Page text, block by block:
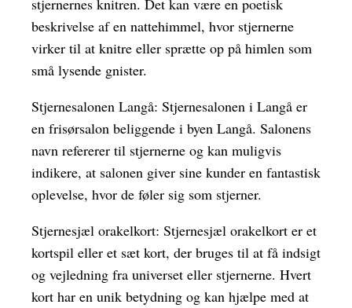
stjernernes knitren. Det kan være en poetisk
beskrivelse af en nattehimmel, hvor stjernerne
virker til at knitre eller sprætte op på himlen som
små lysende gnister.
Stjernesalonen Langå: Stjernesalonen i Langå er
en frisørsalon beliggende i byen Langå. Salonens
navn refererer til stjernerne og kan muligvis
indikere, at salonen giver sine kunder en fantastisk
oplevelse, hvor de føler sig som stjerner.
Stjernesjæl orakelkort: Stjernesjæl orakelkort er et
kortspil eller et sæt kort, der bruges til at få indsigt
og vejledning fra universet eller stjernerne. Hvert
kort har en unik betydning og kan hjælpe med at